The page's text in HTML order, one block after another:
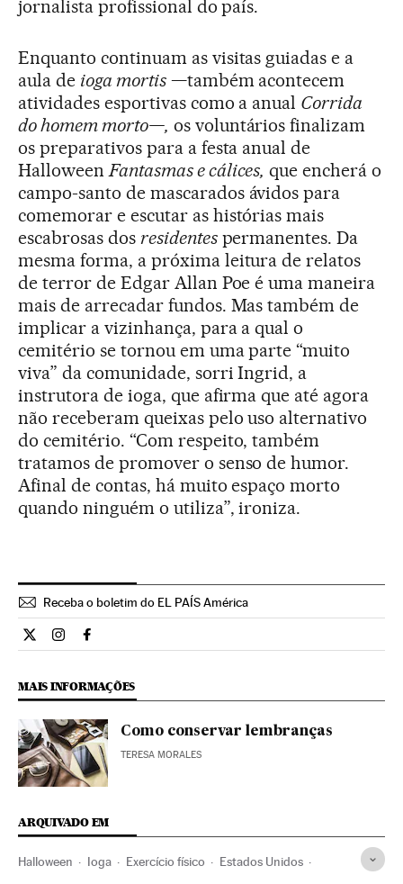
jornalista profissional do país.
Enquanto continuam as visitas guiadas e a
aula de ioga mortis—também acontecem
atividades esportivas como a anual Corrida
do homem morto—, os voluntários finalizam
os preparativos para a festa anual de
HalloweenFantasmas e cálices, que encherá o
campo-santo de mascarados ávidos para
comemorar e escutar as histórias mais
escabrosas dos residentespermanentes. Da
mesma forma, a próxima leitura de relatos
de terror de Edgar Allan Poe é uma maneira
mais de arrecadar fundos. Mas também de
implicar a vizinhança, para a qual o
cemitério se tornou em uma parte “muito
viva” da comunidade, sorri Ingrid, a
instrutora de ioga, que afirma que até agora
não receberam queixas pelo uso alternativo
do cemitério. “Com respeito, também
tratamos de promover o senso de humor.
Afinal de contas, há muito espaço morto
quando ninguém o utiliza”, ironiza.
Receba o boletim do EL PAÍS América
Internacional El País Brasil en Twitter
Internacional El País Brasil en Instagram
Internacional El País Brasil en Facebook
MAIS INFORMAÇÕES
Como conservar lembranças
TERESA MORALES
ARQUIVADO EM
Halloween Ioga Exercício físico Estados Unidos